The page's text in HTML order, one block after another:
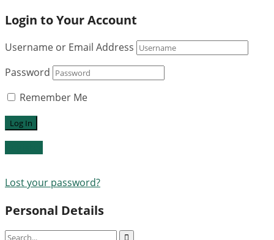
Login to Your Account
Username or Email Address
Password
Remember Me
Lost your password?
Personal Details